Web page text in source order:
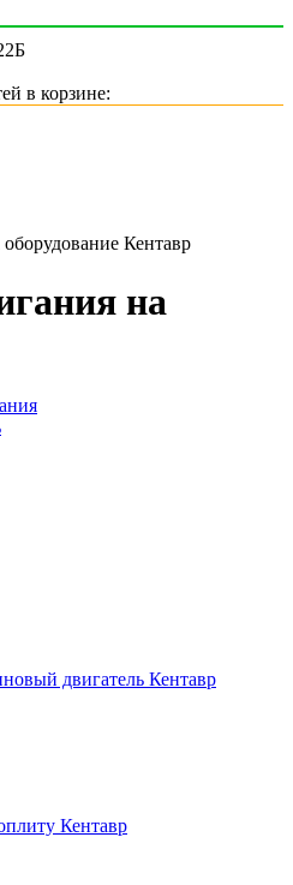
в корзине:
Кентавр
на
двигатель Кентавр
Кентавр